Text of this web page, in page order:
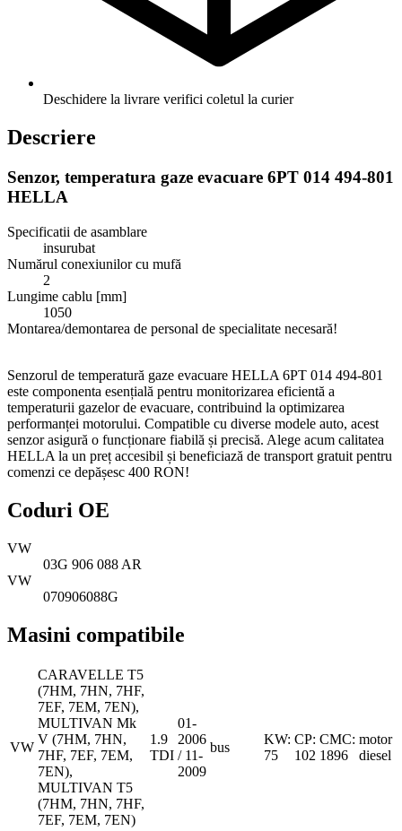
Deschidere la livrare verifici coletul la curier
Descriere
Senzor, temperatura gaze evacuare 6PT 014 494-801
HELLA
Specificatii de asamblare
insurubat
Numărul conexiunilor cu mufă
2
Lungime cablu [mm]
1050
Montarea/demontarea de personal de specialitate necesară!
Senzorul de temperatură gaze evacuare HELLA 6PT 014 494-801
este componenta esențială pentru monitorizarea eficientă a
temperaturii gazelor de evacuare, contribuind la optimizarea
performanței motorului. Compatible cu diverse modele auto, acest
senzor asigură o funcționare fiabilă și precisă. Alege acum calitatea
HELLA la un preț accesibil și beneficiază de transport gratuit pentru
comenzi ce depășesc 400 RON!
Coduri OE
VW
03G 906 088 AR
VW
070906088G
Masini compatibile
VW
CARAVELLE T5
(7HM, 7HN, 7HF,
7EF, 7EM, 7EN),
MULTIVAN Mk
V (7HM, 7HN,
7HF, 7EF, 7EM,
7EN),
MULTIVAN T5
(7HM, 7HN, 7HF,
7EF, 7EM, 7EN)
1.9
TDI
01-
2006
/ 11-
2009
bus
KW:
75
CP:
102
CMC:
1896
motor
diesel